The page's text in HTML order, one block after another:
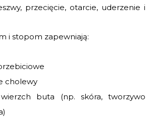
przecięcie, otarcie, uderzenie i
i stopom zapewniają:
cholewy
buta (np. skóra, tworzywo